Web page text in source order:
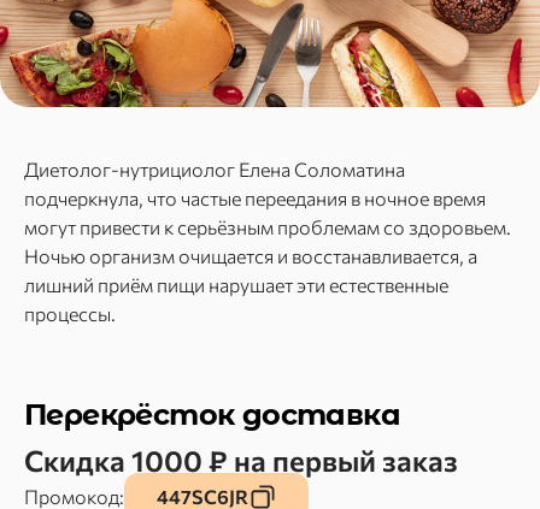
Диетолог‑нутрициолог Елена Соломатина
подчеркнула, что частые переедания в ночное время
могут привести к серьёзным проблемам со здоровьем.
Ночью организм очищается и восстанавливается, а
лишний приём пищи нарушает эти естественные
процессы.
Перекрёсток доставка
Скидка 1000 ₽ на первый заказ
Промокод: 447SC6JR